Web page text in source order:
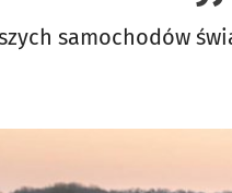
samochodów